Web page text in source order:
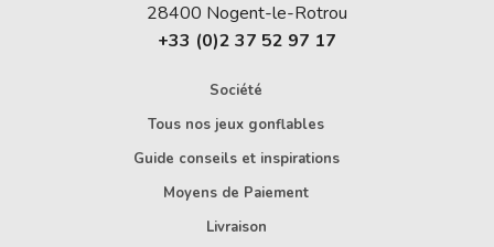
28400 Nogent-le-Rotrou
+33 (0)2 37 52 97 17
Société
Tous nos jeux gonflables
Guide conseils et inspirations
Moyens de Paiement
Livraison